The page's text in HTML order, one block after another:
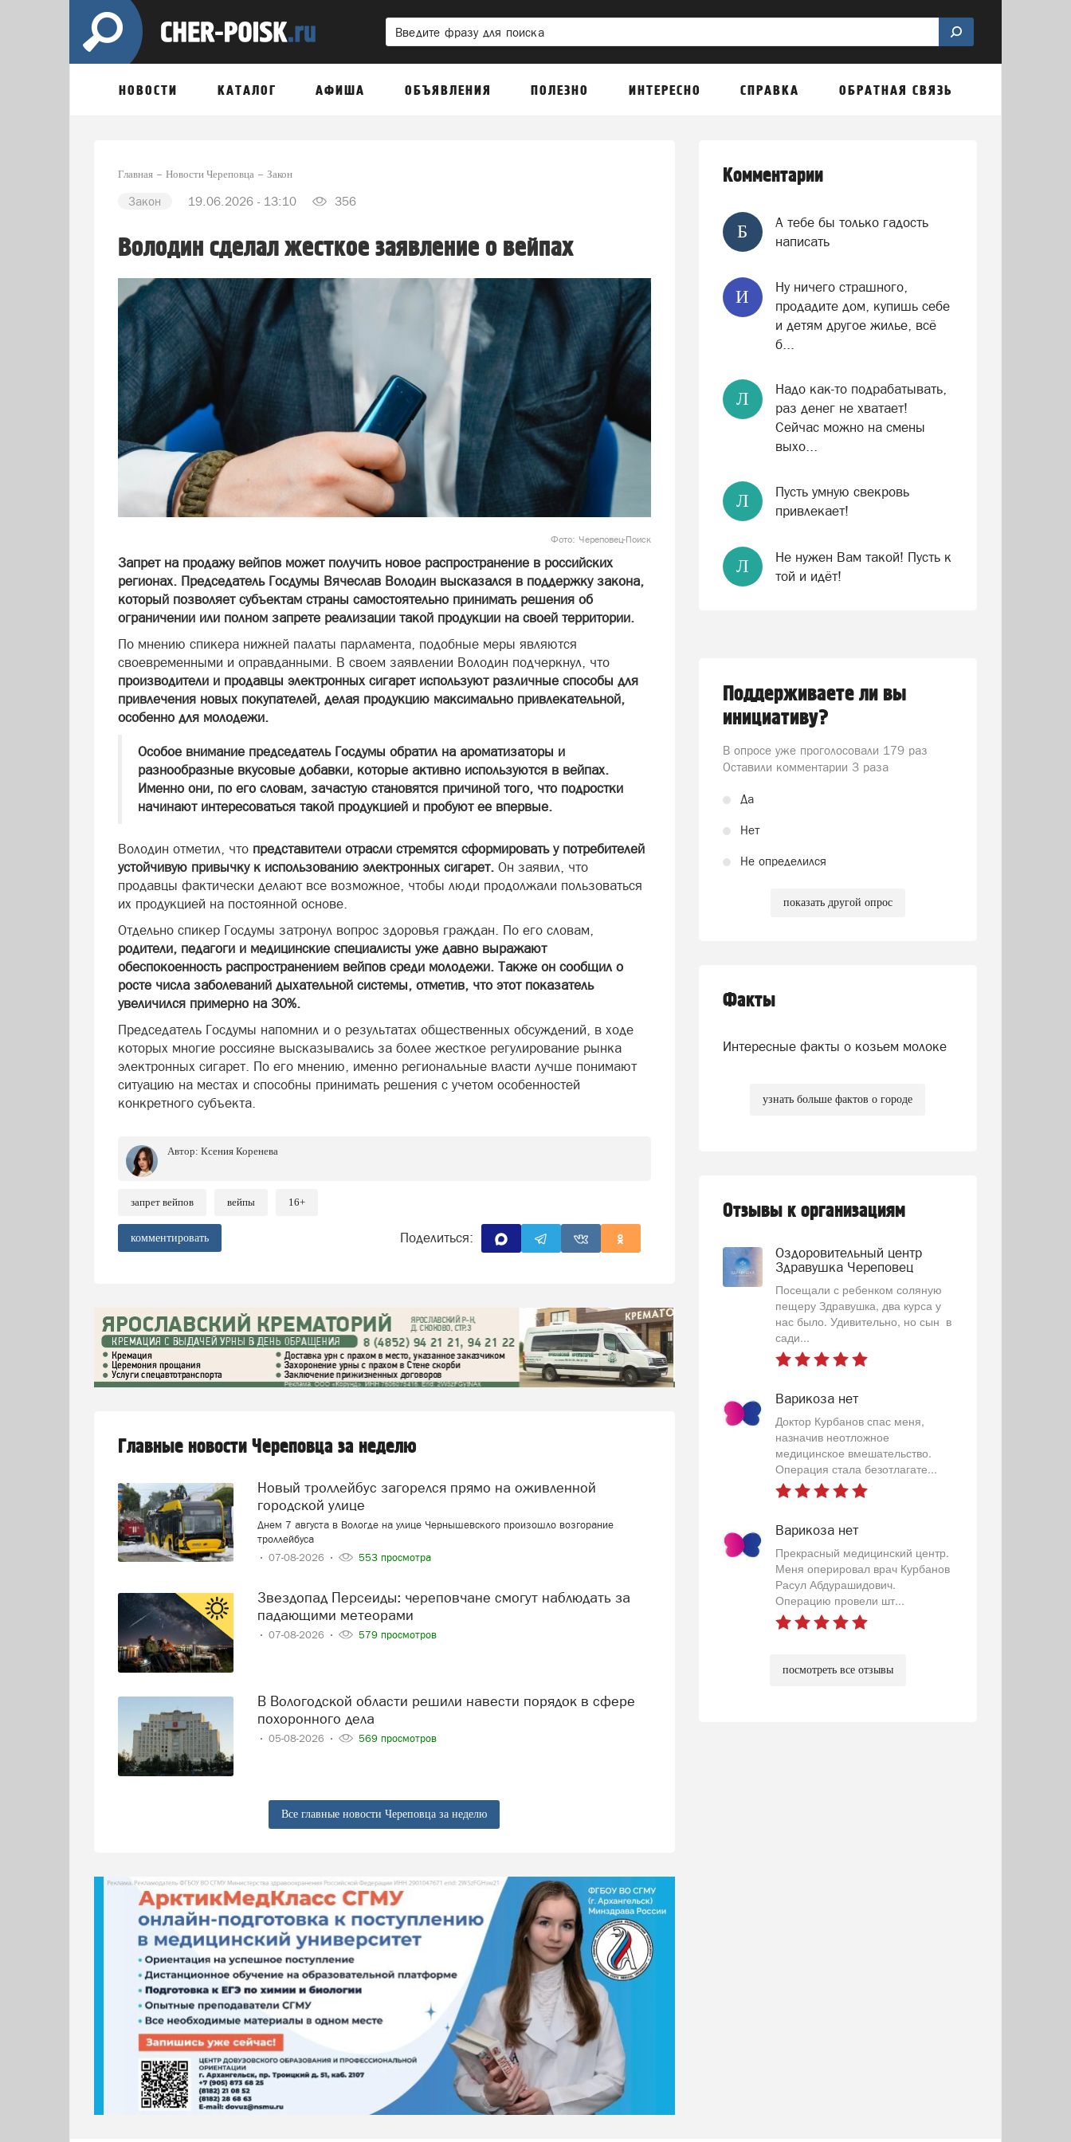
НОВОСТИ КАТАЛОГ АФИША ОБЪЯВЛЕНИЯ ПОЛЕЗНО ИНТЕРЕСНО СПРАВКА ОБРАТНАЯ СВЯЗЬ
Главная Новости Череповца Закон
Закон 19.06.2026 - 13:10 356
Володин сделал жесткое заявление о вейпах
Фото: Череповец-Поиск
Запрет на продажу вейпов может получить новое распространение в российских
регионах. Председатель Госдумы Вячеслав Володин высказался в поддержку закона,
который позволяет субъектам страны самостоятельно принимать решения об
ограничении или полном запрете реализации такой продукции на своей территории.
По мнению спикера нижней палаты парламента, подобные меры являются
своевременными и оправданными. В своем заявлении Володин подчеркнул, что
производители и продавцы электронных сигарет используют различные способы для
привлечения новых покупателей, делая продукцию максимально привлекательной,
особенно для молодежи.
Особое внимание председатель Госдумы обратил на ароматизаторы и
разнообразные вкусовые добавки, которые активно используются в вейпах.
Именно они, по его словам, зачастую становятся причиной того, что подростки
начинают интересоваться такой продукцией и пробуют ее впервые.
Володин отметил, что представители отрасли стремятся сформировать у потребителей
устойчивую привычку к использованию электронных сигарет. Он заявил, что
продавцы фактически делают все возможное, чтобы люди продолжали пользоваться
их продукцией на постоянной основе.
Отдельно спикер Госдумы затронул вопрос здоровья граждан. По его словам,
родители, педагоги и медицинские специалисты уже давно выражают
обеспокоенность распространением вейпов среди молодежи. Также он сообщил о
росте числа заболеваний дыхательной системы, отметив, что этот показатель
увеличился примерно на 30%.
Председатель Госдумы напомнил и о результатах общественных обсуждений, в ходе
которых многие россияне высказывались за более жесткое регулирование рынка
электронных сигарет. По его мнению, именно региональные власти лучше понимают
ситуацию на местах и способны принимать решения с учетом особенностей
конкретного субъекта.
Автор: Ксения Коренева
запрет вейпов вейпы 16+
комментировать Поделиться:
Главные новости Череповца за неделю
Новый троллейбус загорелся прямо на оживленной
городской улице
Днем 7 августа в Вологде на улице Чернышевского произошло возгорание
троллейбуса
07-08-2026
553 просмотра
Звездопад Персеиды: череповчане смогут наблюдать за
падающими метеорами
07-08-2026 579 просмотров
В Вологодской области решили навести порядок в сфере
похоронного дела
05-08-2026 569 просмотров
Все главные новости Череповца за неделю
Комментарии
Б
А тебе бы только гадость
написать
И
Ну ничего страшного,
продадите дом, купишь себе
и детям другое жилье, всё
б...
Л
Надо как-то подрабатывать,
раз денег не хватает!
Сейчас можно на смены
выхо...
Л
Пусть умную свекровь
привлекает!
Л
Не нужен Вам такой! Пусть к
той и идёт!
Поддерживаете ли вы
инициативу?
В опросе уже проголосовали 179 раз
Оставили комментарии 3 раза
Да
Нет
Не определился
показать другой опрос
Факты
Интересные факты о козьем молоке
узнать больше фактов о городе
Отзывы к организациям
Оздоровительный центр
Здравушка Череповец
Посещали с ребенком соляную
пещеру Здравушка, два курса у
нас было. Удивительно, но сын в
сади...
Варикоза нет
Доктор Курбанов спас меня,
назначив неотложное
медицинское вмешательство.
Операция стала безотлагате...
Варикоза нет
Прекрасный медицинский центр.
Меня оперировал врач Курбанов
Расул Абдурашидович.
Операцию провели шт...
посмотреть все отзывы